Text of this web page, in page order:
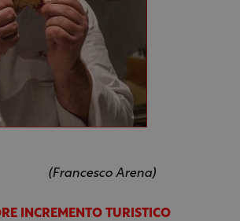
(Francesco Arena)
INCREMENTO TURISTICO